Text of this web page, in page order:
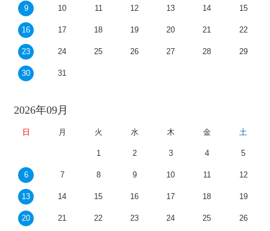
9 10 11 12 13 14 15
16 17 18 19 20 21 22
23 24 25 26 27 28 29
30 31
2026年09月
日 月 火 水 木 金 土
1 2 3 4 5
6 7 8 9 10 11 12
13 14 15 16 17 18 19
20 21 22 23 24 25 26